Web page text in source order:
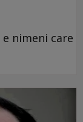
nimeni care